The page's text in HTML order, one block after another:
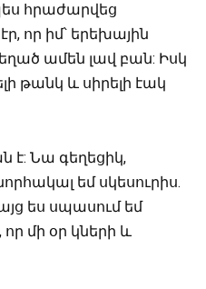
հրաժարվեց
որ իմ՝ երեխային
եղած ամեն լավ բան: Իսկ
թանկ և սիրելի էակ
է: Նա գեղեցիկ,
եմ սկեսուրիս.
ես սպասում եմ
մի օր կների և